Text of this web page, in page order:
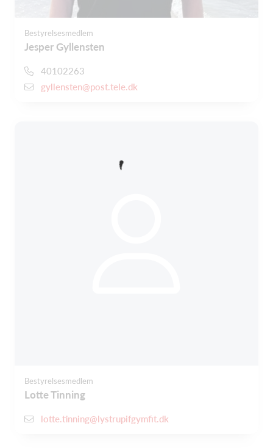
Bestyrelsesmedlem
Jesper Gyllensten
40102263
gyllensten@post.tele.dk
Bestyrelsesmedlem
Lotte Tinning
lotte.tinning@lystrupifgymfit.dk